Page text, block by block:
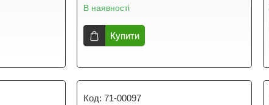
В наявності
Купити
71-00097